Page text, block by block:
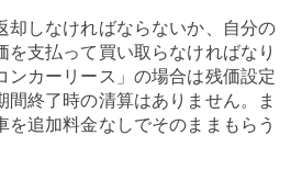
却しなければならないか、自分の
を支払って買い取らなければなり
ンカーリース」の場合は残価設定
間終了時の清算はありません。ま
を追加料金なしでそのままもらう